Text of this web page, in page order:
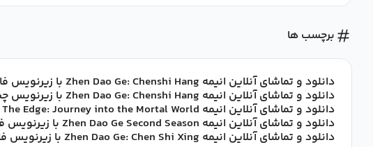
برچسب ها
دانلود و تماشای آنلاین انیمه Zhen Dao Ge: Chenshi Hang با زیرنویس فارسی
دانلود و تماشای آنلاین انیمه Zhen Dao Ge: Chenshi Hang با زیرنویس چسبیده فارسی
دانلود و تماشای آنلاین انیمه On The Edge: Journey into the Mortal World با زیرنویس فارسی
دانلود و تماشای آنلاین انیمه Zhen Dao Ge Second Season با زیرنویس فارسی
دانلود و تماشای آنلاین انیمه Zhen Dao Ge: Chen Shi Xing با زیرنویس فارسی